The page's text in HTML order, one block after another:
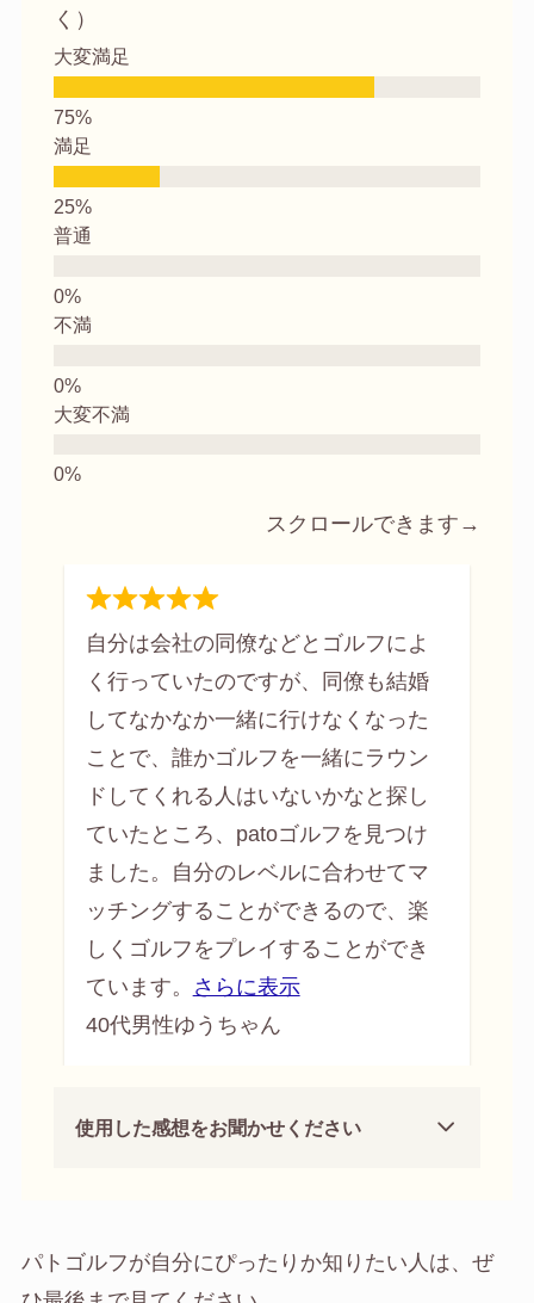
く）
大変満足
満足
普通
不満
大変不満
スクロールできます→
自分は会社の同僚などとゴルフによ
く行っていたのですが、同僚も結婚
してなかなか一緒に行けなくなった
ことで、誰かゴルフを一緒にラウン
ドしてくれる人はいないかなと探し
ていたところ、patoゴルフを見つけ
ました。自分のレベルに合わせてマ
ッチングすることができるので、楽
しくゴルフをプレイすることができ
ています。
さらに表示
40代男性ゆうちゃん
使用した感想をお聞かせください
パトゴルフが自分にぴったりか知りたい人は、ぜ